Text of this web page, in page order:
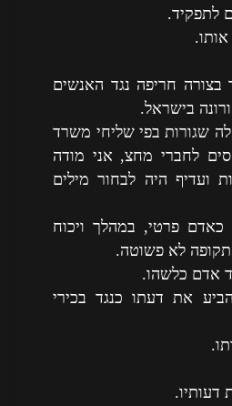
לתפקיד.
בצורה חריפה נגד האנשים
בישראל.
שגורות בפי שליחי משרד
לחברי מחצ, אני מודה
ועדיף היה לבחור מילים
פרטי, במהלך ויכוח
לא פשוטה.
אדם כלשהו.
את דעתו כנגד בכירי
דעותיו.